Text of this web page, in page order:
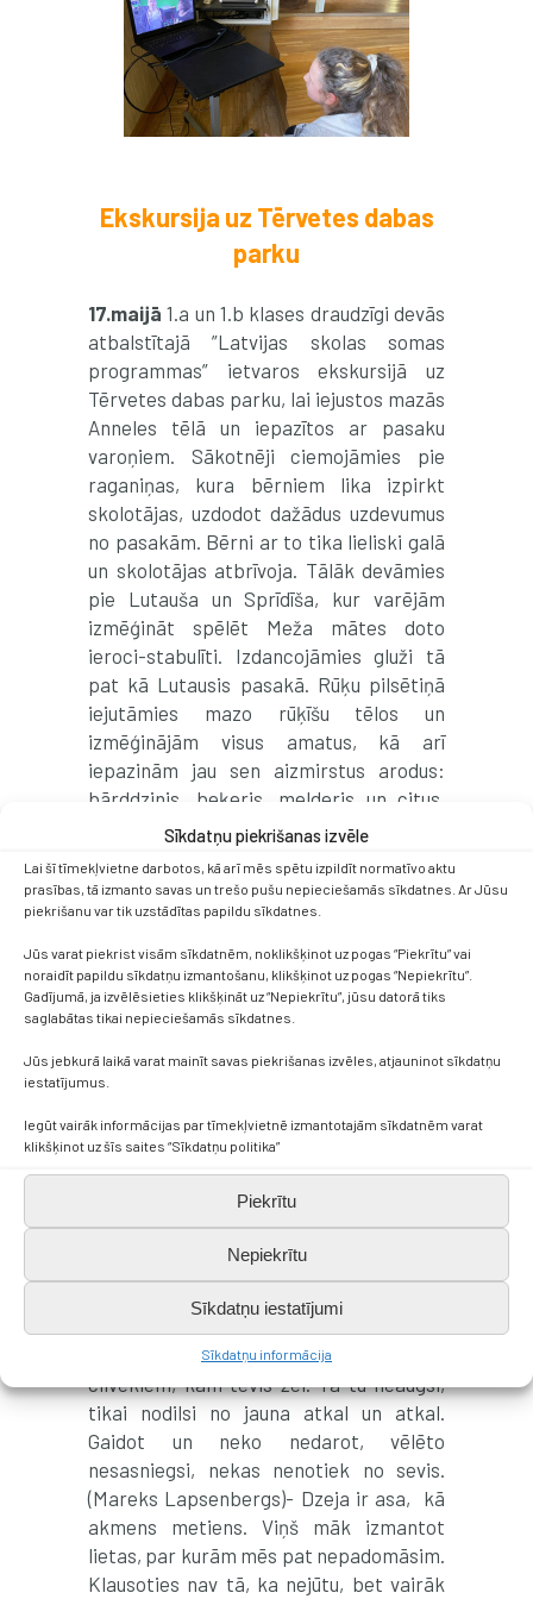
Sīkdatņu piekrišanas izvēle
Lai šī tīmekļvietne darbotos, kā arī mēs spētu izpildīt normatīvo aktu
prasības, tā izmanto savas un trešo pušu nepieciešamās sīkdatnes. Ar Jūsu
piekrišanu var tik uzstādītas papildu sīkdatnes.
Jūs varat piekrist visām sīkdatnēm, noklikšķinot uz pogas “Piekrītu” vai
noraidīt papildu sīkdatņu izmantošanu, klikšķinot uz pogas “Nepiekrītu”.
Gadījumā, ja izvēlēsieties klikšķināt uz “Nepiekrītu”, jūsu datorā tiks
saglabātas tikai nepieciešamās sīkdatnes.
Jūs jebkurā laikā varat mainīt savas piekrišanas izvēles, atjauninot sīkdatņu
iestatījumus.
Iegūt vairāk informācijas par tīmekļvietnē izmantotajām sīkdatnēm varat
klikšķinot uz šīs saites “Sīkdatņu politika”
Piekrītu
Nepiekrītu
Sīkdatņu iestatījumi
Sīkdatņu informācija
Ekskursija uz Tērvetes dabas
parku
17.maijā1.a un 1.b klases draudzīgi devās
atbalstītajā ”Latvijas skolas somas
programmas” ietvaros ekskursijā uz
Tērvetes dabas parku, lai iejustos mazās
Anneles tēlā un iepazītos ar pasaku
varoņiem. Sākotnēji ciemojāmies pie
raganiņas, kura bērniem lika izpirkt
skolotājas, uzdodot dažādus uzdevumus
no pasakām. Bērni ar to tika lieliski galā
un skolotājas atbrīvoja. Tālāk devāmies
pie Lutauša un Sprīdīša, kur varējām
izmēģināt spēlēt Meža mātes doto
ieroci-stabulīti. Izdancojāmies gluži tā
pat kā Lutausis pasakā. Rūķu pilsētiņā
iejutāmies mazo rūķīšu tēlos un
izmēģinājām visus amatus, kā arī
iepazinām jau sen aizmirstus arodus:
bārddzinis, beķeris, melderis un citus.
Ekskursija bija izdevusies un bērni
neizstaigātās A. Brigaderes bērnības
takas.
“Es un Imants Ziedonis-
Dzirnakmeņos”
Programmas “Latvijas skolas somas
interaktīvā nodarbībā“Es un Imants
Ziedonis- Dzirnakmeņos”.
izprast, tomēr, klausoties to rodas
(Rainers)- Ir raksturīgi tas, ka mēs
gribam sev kādu blakus, bet mums ir arī
domas. (Evelīna)- Nav tā vērts palikt ar
cilvēkiem, kam tevis žēl. Tā tu neaugsi,
tikai nodilsi no jauna atkal un atkal.
Gaidot un neko nedarot, vēlēto
nesasniegsi, nekas nenotiek no sevis.
(Mareks Lapsenbergs)- Dzeja ir asa, kā
akmens metiens. Viņš māk izmantot
lietas, par kurām mēs pat nepadomāsim.
Klausoties nav tā, ka nejūtu, bet vairāk